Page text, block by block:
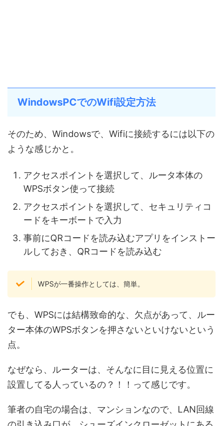
WindowsPCでのWifi設定方法
そのため、Windowsで、Wifiに接続するには以下の
ような感じかと。
アクセスポイントを選択して、ルータ本体の
WPSボタン使って接続
アクセスポイントを選択して、セキュリティコ
ードをキーボートで入力
事前にQRコードを読み込むアプリをインストー
ルしておき、QRコードを読み込む
WPSが一番操作としては、簡単。
でも、WPSには結構致命的な、欠点があって、ルー
ター本体のWPSボタンを押さないといけないという
点。
なぜなら、ルーターは、そんなに目に見える位置に
設置してる人っているの？！！って感じです。
筆者の自宅の場合は、マンションなので、LAN回線